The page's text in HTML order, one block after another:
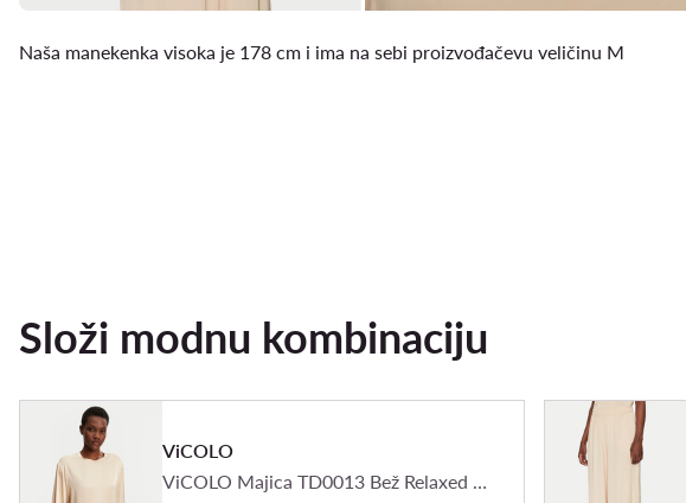
Naša manekenka visoka je 178 cm i ima na sebi proizvođačevu veličinu M
Složi modnu kombinaciju
ViCOLO
ViCOLO Majica TD0013 Bež Relaxed Fit